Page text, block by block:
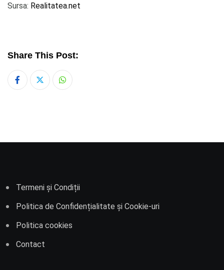
Sursa: Realitatea.net
Share This Post:
Whatsapp
Termeni și Condiții
Politica de Confidențialitate și Cookie-uri
Politica cookies
Contact